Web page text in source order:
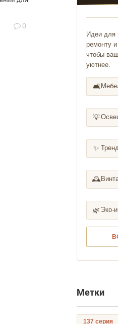
0
Идеи для
ремонту
чтобы
уютнее.
🛋️
💡
✨
🕰️
🌿 Эко-
Метки
137 серия